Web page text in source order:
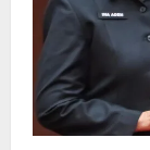
o
n